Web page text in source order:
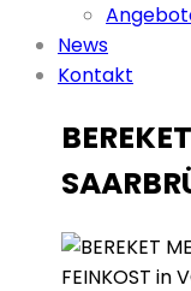
News
Kontakt